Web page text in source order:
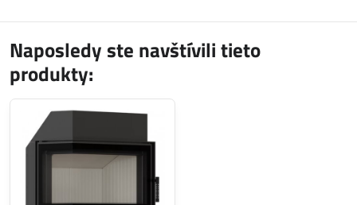
Naposledy ste navštívili tieto
produkty: